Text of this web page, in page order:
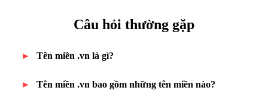
Câu hỏi thường gặp
Tên miền .vn là gì?
Tên miền .vn bao gồm những tên miền nào?